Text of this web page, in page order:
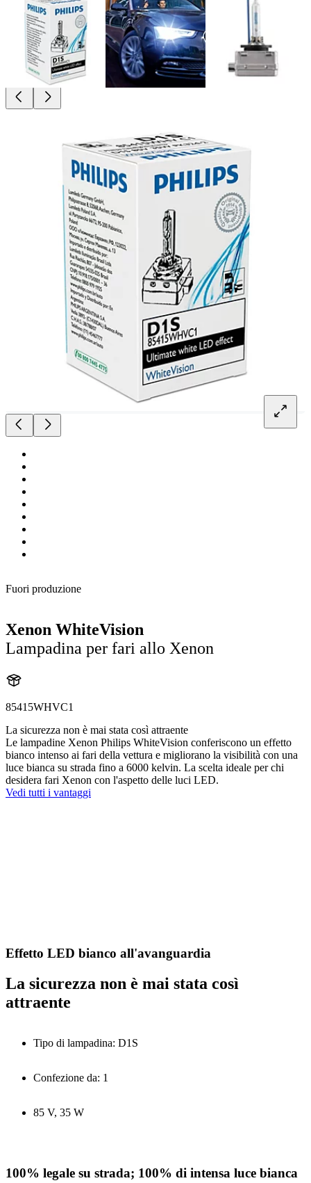
Fuori produzione
Xenon WhiteVision
Lampadina per fari allo Xenon
85415WHVC1
La sicurezza non è mai stata così attraente
Le lampadine Xenon Philips WhiteVision conferiscono un effetto
bianco intenso ai fari della vettura e migliorano la visibilità con una
luce bianca su strada fino a 6000 kelvin. La scelta ideale per chi
desidera fari Xenon con l'aspetto delle luci LED.
Vedi tutti i vantaggi
Effetto LED bianco all'avanguardia
La sicurezza non è mai stata così
attraente
Tipo di lampadina: D1S
Confezione da: 1
85 V, 35 W
100% legale su strada; 100% di intensa luce bianca